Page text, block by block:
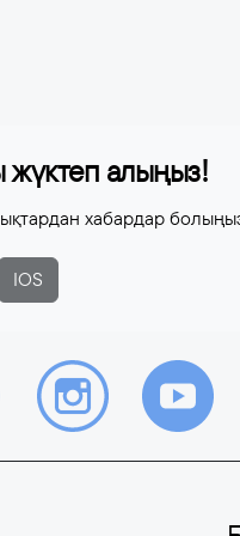
алыңыз!
хабардар
IOS